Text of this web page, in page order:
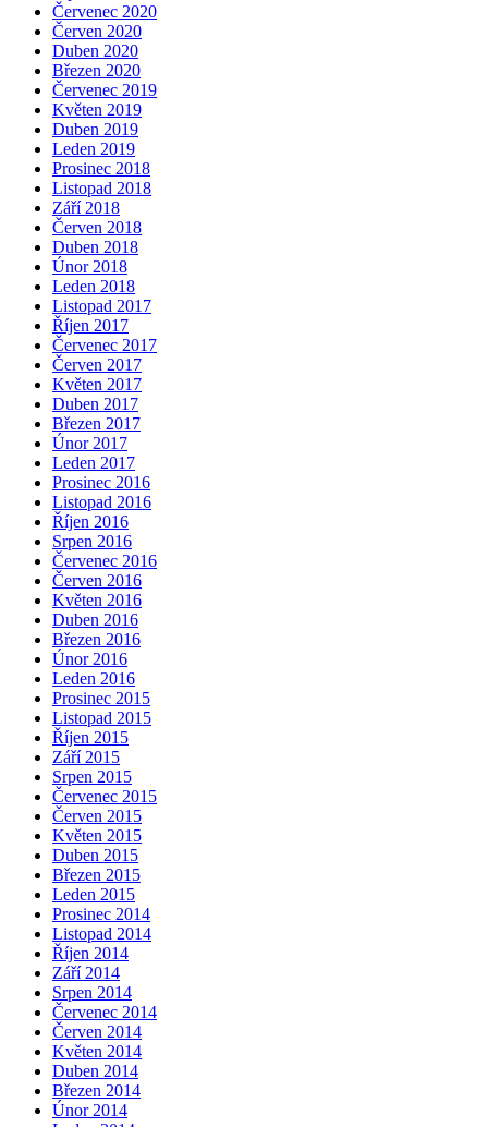
Červenec 2020
Červen 2020
Duben 2020
Březen 2020
Červenec 2019
Květen 2019
Duben 2019
Leden 2019
Prosinec 2018
Listopad 2018
Září 2018
Červen 2018
Duben 2018
Únor 2018
Leden 2018
Listopad 2017
Říjen 2017
Červenec 2017
Červen 2017
Květen 2017
Duben 2017
Březen 2017
Únor 2017
Leden 2017
Prosinec 2016
Listopad 2016
Říjen 2016
Srpen 2016
Červenec 2016
Červen 2016
Květen 2016
Duben 2016
Březen 2016
Únor 2016
Leden 2016
Prosinec 2015
Listopad 2015
Říjen 2015
Září 2015
Srpen 2015
Červenec 2015
Červen 2015
Květen 2015
Duben 2015
Březen 2015
Leden 2015
Prosinec 2014
Listopad 2014
Říjen 2014
Září 2014
Srpen 2014
Červenec 2014
Červen 2014
Květen 2014
Duben 2014
Březen 2014
Únor 2014